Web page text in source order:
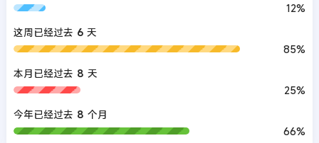
12%
这周已经过去 6 天
85%
本月已经过去 8 天
25%
今年已经过去 8 个月
66%